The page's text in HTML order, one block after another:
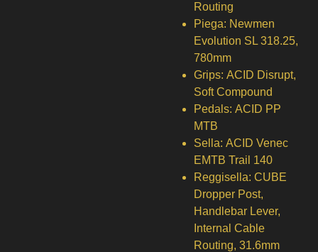
Routing
Piega: Newmen
Evolution SL 318.25,
780mm
Grips: ACID Disrupt,
Soft Compound
Pedals: ACID PP
MTB
Sella: ACID Venec
EMTB Trail 140
Reggisella: CUBE
Dropper Post,
Handlebar Lever,
Internal Cable
Routing, 31.6mm